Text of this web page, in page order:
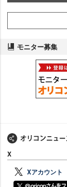
モニター募集
X
Xアカウント